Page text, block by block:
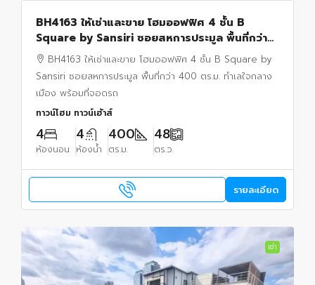
BH4163 ให้เช่าและขาย โฮมออฟฟิศ 4 ชั้น B
Square by Sansiri ซอยสหการประมูล พื้นที่กว่า
400 ตร.ม. ทำเลใจกลางเมือง พร้อมที่จอดรถ
BH4163 ให้เช่าและขาย โฮมออฟฟิศ 4 ชั้น B Square by
Sansiri ซอยสหการประมูล พื้นที่กว่า 400 ตร.ม. ทำเลใจกลาง
เมือง พร้อมที่จอดรถ
ทาวน์โฮม ทาวน์เฮ้าส์
4
ห้องนอน
4
ห้องน้ำ
400
ตร.ม.
48
ตร.ว.
รายละเอียด
เช่า